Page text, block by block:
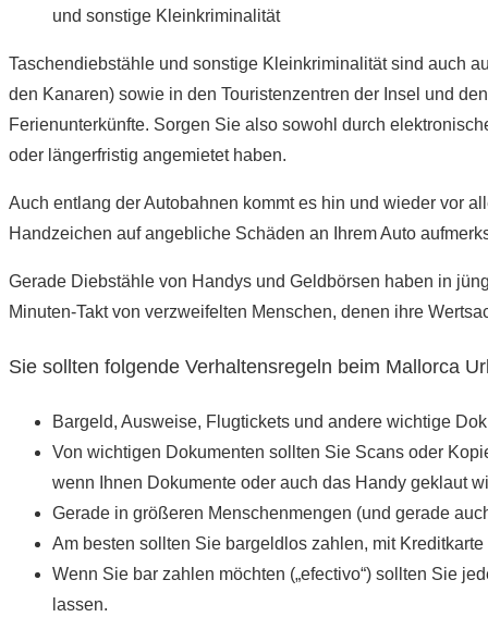
und sonstige Kleinkriminalität
Taschendiebstähle und sonstige Kleinkriminalität sind auch
den Kanaren) sowie in den Touristenzentren der Insel und
Ferienunterkünfte. Sorgen Sie also sowohl durch
oder längerfristig angemietet haben.
Auch entlang der Autobahnen kommt es hin und wieder vor
Handzeichen auf angebliche Schäden an Ihrem Auto
Gerade Diebstähle von Handys und Geldbörsen haben in
Minuten-Takt von verzweifelten Menschen, denen ihre
Sie sollten folgende Verhaltensregeln beim Mallorca
Bargeld, Ausweise, Flugtickets und andere wichtige
Von wichtigen Dokumenten sollten Sie Scans oder
wenn Ihnen Dokumente oder auch das Handy geklaut
Gerade in größeren Menschenmengen (und gerade
Am besten sollten Sie bargeldlos zahlen, mit Kreditkarte
Wenn Sie bar zahlen möchten („efectivo“) sollten Sie
lassen.